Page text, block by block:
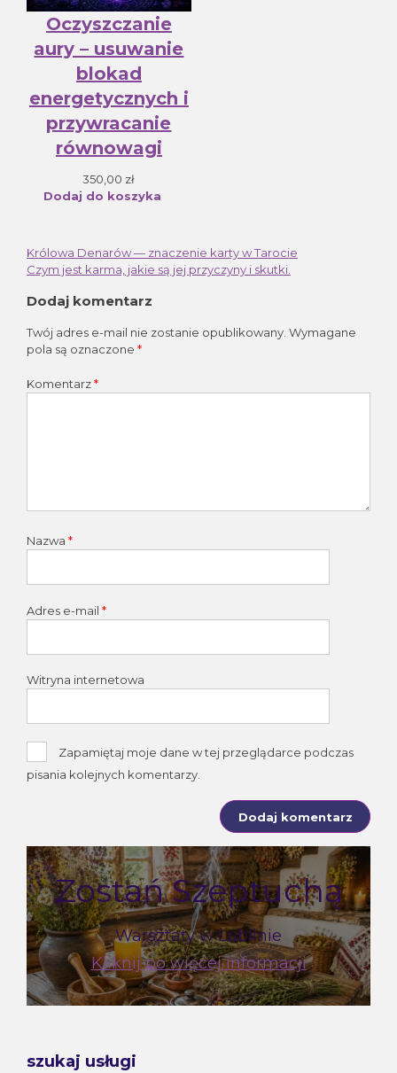
Oczyszczanie
aury – usuwanie
blokad
energetycznych i
przywracanie
równowagi
350,00 zł
Dodaj do koszyka
Nawigacja
wpisu
Królowa Denarów — znaczenie karty w Tarocie
Czym jest karma, jakie są jej przyczyny i skutki.
Dodaj komentarz
Twój adres e-mail nie zostanie opublikowany. Wymagane
pola są oznaczone *
Komentarz*
Nazwa *
Adres e-mail *
Witryna internetowa
Zapamiętaj moje dane w tej przeglądarce podczas
pisania kolejnych komentarzy.
Zostań Szeptuchą
Warsztaty w Lublinie
Kliknij po więcej informacji
szukaj usługi